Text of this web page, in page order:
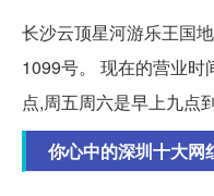
长沙云顶星河游乐王国
1099号。 现在的营业
点,周五周六是早上九点
你心中的深圳十大网